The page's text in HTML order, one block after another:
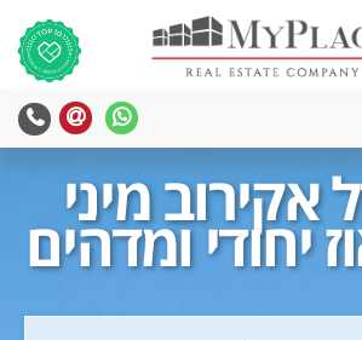
אקירוב מיני
יחודי ומדהים